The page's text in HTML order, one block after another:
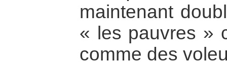
maintenant
« les pauvres »
comme des